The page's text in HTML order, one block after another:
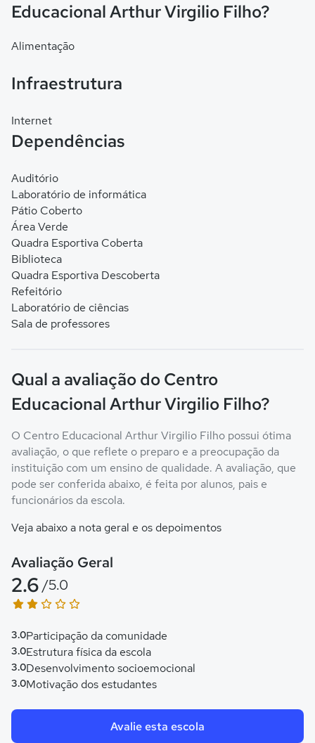
Educacional Arthur Virgilio Filho?
Alimentação
Infraestrutura
Internet
Dependências
Auditório
Laboratório de informática
Pátio Coberto
Área Verde
Quadra Esportiva Coberta
Biblioteca
Quadra Esportiva Descoberta
Refeitório
Laboratório de ciências
Sala de professores
Qual a avaliação do Centro
Educacional Arthur Virgilio Filho?
O Centro Educacional Arthur Virgilio Filho possui ótima
avaliação, o que reflete o preparo e a preocupação da
instituição com um ensino de qualidade. A avaliação, que
pode ser conferida abaixo, é feita por alunos, pais e
funcionários da escola.
Veja abaixo a nota geral e os depoimentos
Avaliação Geral
2.6 /5.0
3.0Participação da comunidade
3.0Estrutura física da escola
3.0Desenvolvimento socioemocional
3.0Motivação dos estudantes
Avalie esta escola